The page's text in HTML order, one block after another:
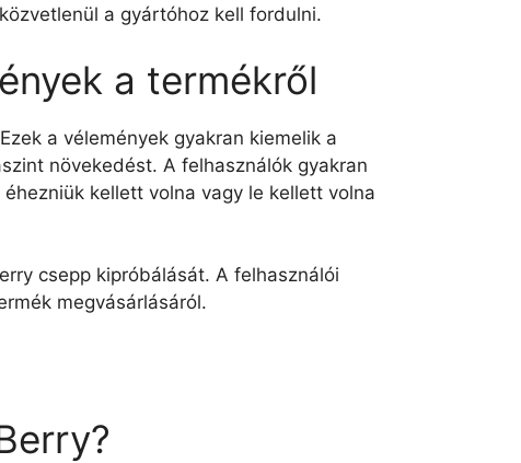
a gyártóhoz kell fordulni.
a termékről
a vélemények gyakran kiemelik a
növekedést. A felhasználók gyakran
kellett volna vagy le kellett volna
csepp kipróbálását. A felhasználói
megvásárlásáról.